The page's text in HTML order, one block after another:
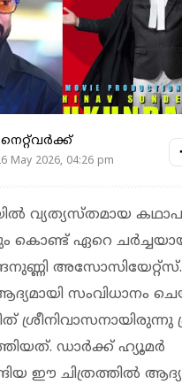
നെറ്റ്‌വര്‍ക്ക്‌
May 2026, 04:26 pm
വ്യത്യസ്തമായ
കൊണ്ട് ഏറെ
സംവിധാനം
ശ്രീനിവാസനായിരുന്നു
ഡാർക്ക് ഹ്യൂമർ
ഈ ചിത്രത്തിൽ